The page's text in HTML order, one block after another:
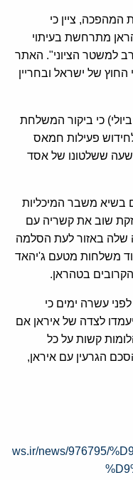
המהפכה, ציין כי
מתרחשת בעיתוי
למשטר הציוני". האתר
של ישראל ובחריין
באתר איראני נוסף, "ק'ודס", כתב (21 ביולי) כי ביקור המשלחת
פעילות חמאס
ששלטונו של אסד
בשיא משבר המיכליות
שוב את קשריה עם
שלה באזור לעת הסלמה
משלחות מטעם ג'יהאד
הקרובים בטהראן.
עשרה ימים כי
לצדה של איראן אם
קשות על כל
הגרעין עם איראן,
news/976795/